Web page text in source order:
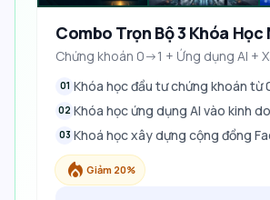
Combo Trọn Bộ 3 Khóa Học
Chứng khoán 0->1 + Ứng dụng AI +
01 Khóa học đầu tư chứng khoán từ
02 Khóa học ứng dụng AI vào kinh
03 Khoá học xây dựng cộng đồng
local_fire_department Giảm 20%